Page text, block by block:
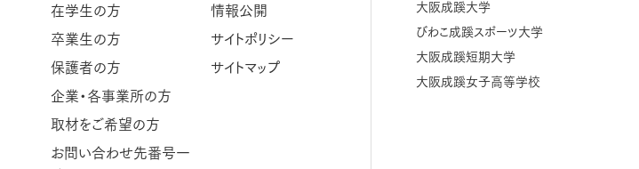
在学生の方
卒業生の方
保護者の方
企業・各事業所の方
取材をご希望の方
お問い合わせ先番号一
情報公開
サイトポリシー
サイトマップ
大阪成蹊大学
びわこ成蹊スポーツ大学
大阪成蹊短期大学
大阪成蹊女子高等学校